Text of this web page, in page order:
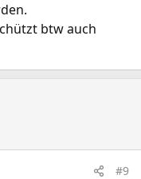
btw auch
#9